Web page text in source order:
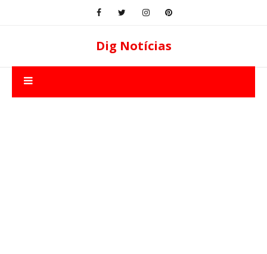
Dig Notícias